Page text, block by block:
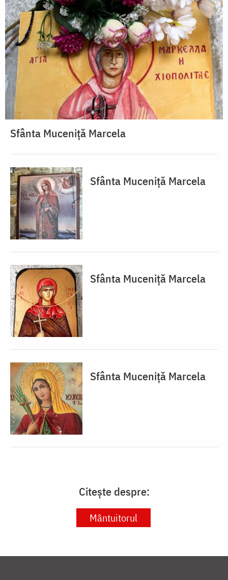
Sfânta Muceniță Marcela
Sfânta Muceniță Marcela
Sfânta Muceniță Marcela
Sfânta Muceniță Marcela
Citește despre:
Mântuitorul